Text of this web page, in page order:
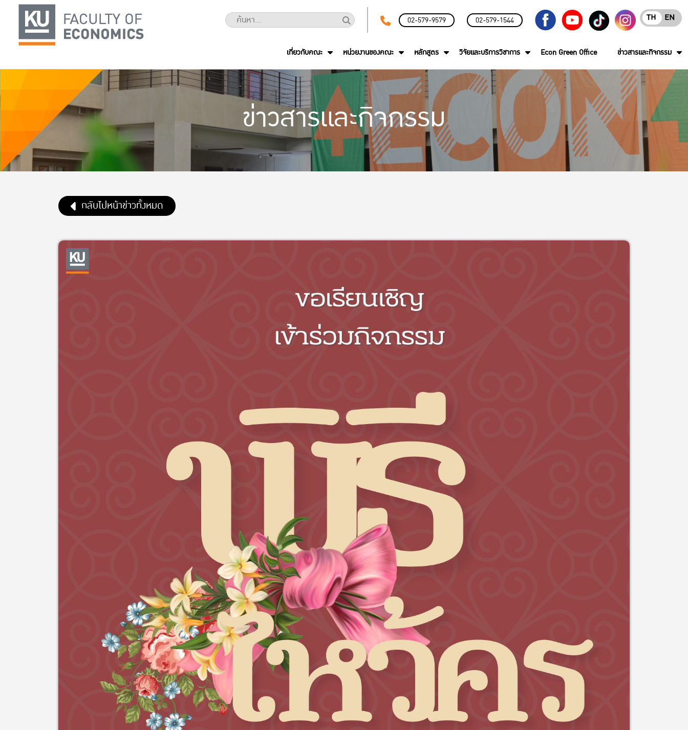
02-579-9579 02-579-1544 EN
TH
เกี่ยวกับคณะ หน่วยงานของคณะ หลักสูตร วิจัยและบริการวิชาการ Econ Green Office ข่าวสารและกิจกรรม
ข่าวสารและกิจกรรม
กลับไปหน้าข่าวทั้งหมด